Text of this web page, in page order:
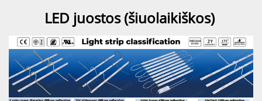
LED juostos (šiuolaikiškos)